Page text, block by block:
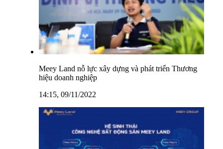
Meey Land nỗ lực xây dựng và phát triển Thương
hiệu doanh nghiệp
14:15, 09/11/2022